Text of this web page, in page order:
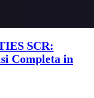
SCR:
Completa in